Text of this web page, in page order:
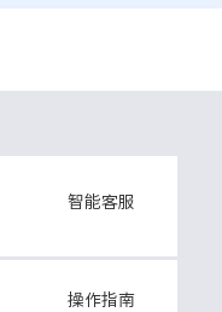
智能客服
操作指南